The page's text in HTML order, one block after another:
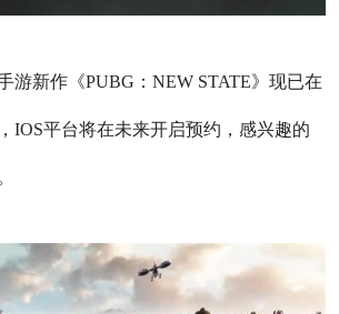
新作《PUBG：NEW STATE》现已在
IOS平台将在未来开启预约，感兴趣的